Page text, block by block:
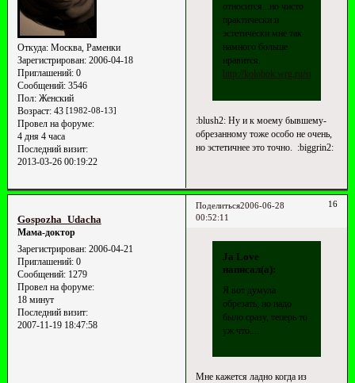
Откуда:Москва, Раменки
Зарегистрирован: 2006-04-18
Приглашений:0
Сообщений:3546
Пол:Женский
Возраст:43 [1982-08-13]
Провел на форуме:
4 дня 4 часа
Последний визит:
2013-03-26 00:19:22
относится...но чисто
практически и
эстетически мне так
намного больше
нравится.
http://kolobok.wrg.ru/smiles/user/
:blush2: Ну и к моему бывшему-
обрезанному тоже особо не очень,
но эстетичнее это точно. :biggrin2:
Поделиться 16
2006-06-28
00:52:11
Gospozha_Udacha
Мама-доктор
Зарегистрирован: 2006-04-21
Приглашений:0
Сообщений:1279
Провел на форуме:
18 минут
Последний визит:
2007-11-19 18:47:58
Ja Love
написал(а):
Я вот думула
обрезать, но надо
было сразу, теперь то
уж что....
Мне кажется ладно когда из